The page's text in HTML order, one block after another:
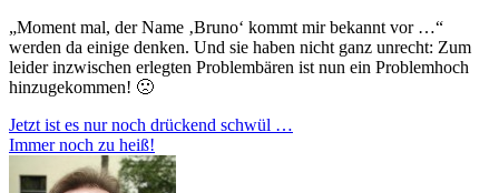
Moment mal, der Name ‚Bruno‘ kommt mir bekannt vor …
werden da einige denken. Und sie haben nicht ganz unrecht: Zum
leider inzwischen erlegten Problembären ist nun ein Problemhoch
hinzugekommen! 🙁
Beitragsnavigation
Jetzt ist es nur noch drückend schwül …
Immer noch zu heiß!